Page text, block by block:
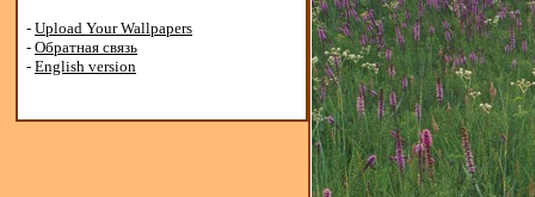
- Upload Your Wallpapers
- Обратная связь
- English version